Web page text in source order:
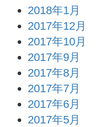
2018年1月
2017年12月
2017年10月
2017年9月
2017年8月
2017年7月
2017年6月
2017年5月